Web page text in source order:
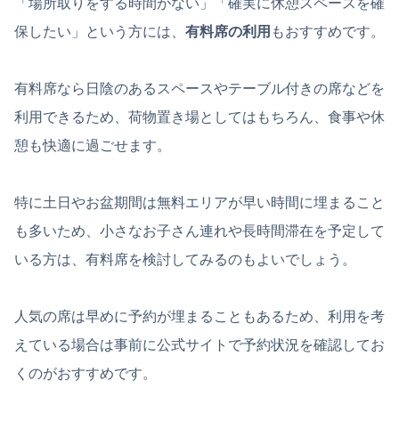
「場所取りをする時間がない」「確実に休憩スペースを確
保したい」という方には、 有料席の利用 もおすすめです。
有料席なら日陰のあるスペースやテーブル付きの席などを
利用できるため、荷物置き場としてはもちろん、食事や休
憩も快適に過ごせます。
特に土日やお盆期間は無料エリアが早い時間に埋まること
も多いため、小さなお子さん連れや長時間滞在を予定して
いる方は、有料席を検討してみるのもよいでしょう。
人気の席は早めに予約が埋まることもあるため、利用を考
えている場合は事前に公式サイトで予約状況を確認してお
くのがおすすめです。